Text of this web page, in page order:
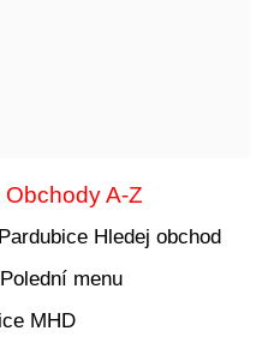
Obchody A-Z
Hledej obchod
Polední menu
MHD